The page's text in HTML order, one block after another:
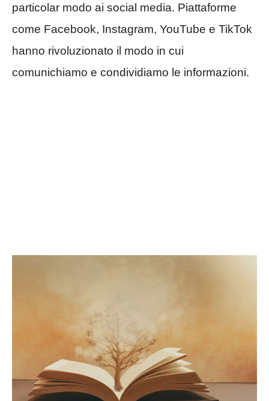
particolar modo ai social media. Piattaforme
come Facebook, Instagram, YouTube e TikTok
hanno rivoluzionato il modo in cui
comunichiamo e condividiamo le informazioni.